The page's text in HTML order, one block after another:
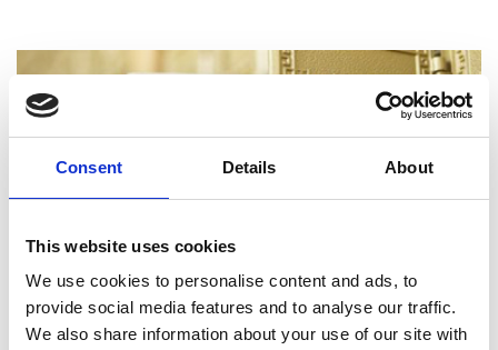
Consent Details About
This website uses cookies
We use cookies to personalise content and ads, to
provide social media features and to analyse our traffic.
We also share information about your use of our site with